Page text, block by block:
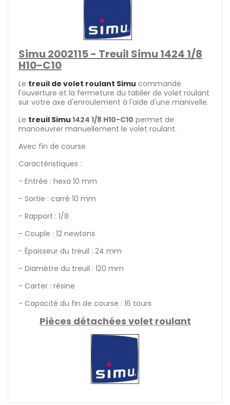
Simu 2002115 - Treuil Simu 1424 1/8
H10-C10
Le treuil de volet roulant Simu commande
l'ouverture et la fermeture du tablier de volet roulant
sur votre axe d'enroulement à l'aide d'une manivelle.
Le treuil Simu 1424 1/8 H10-C10 permet de
manoeuvrer manuellement le volet roulant.
Avec fin de course
Caractéristiques :
- Entrée : hexa 10 mm
- Sortie : carré 10 mm
- Rapport : 1/8
- Couple : 12 newtons
- Épaisseur du treuil : 24 mm
- Diamètre du treuil : 120 mm
- Carter : résine
- Capacité du fin de course : 16 tours
Pièces détachées volet roulant